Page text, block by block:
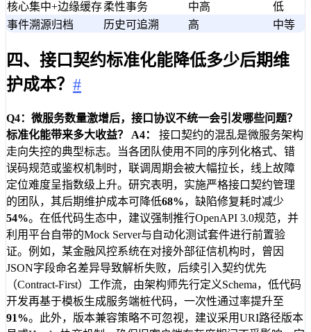
核心集中+边缘缓存柔性事务 中高
低
事件溯源归档
历史可追溯 高 中等
四、接口契约标准化能降低多少后期维
护成本？ #
Q4：微服务数量激增后，接口协议不统一会引发哪些问题？
标准化能带来多大收益？
A4：
接口契约的混乱是微服务架构
走向失控的典型标志。当各团队使用不同的序列化格式、错
误码规范或鉴权机制时，联调周期会被大幅拉长，线上故障
定位难度呈指数级上升。研究表明，实施严格接口契约管理
的团队，其后期维护成本可降低68%，缺陷修复耗时减少
54%。在低代码生态中，建议强制推行OpenAPI 3.0规范，并
利用平台自带的Mock Server与自动化测试套件进行前置验
证。例如，某金融风控系统在对接外部征信机构时，曾因
JSON字段命名差异导致解析失败，后续引入契约优先
（Contract-First）工作流，由架构师先行定义Schema，低代码
开发再基于模板生成服务端桩代码，一次性通过率提升至
91%。此外，版本兼容策略不可忽视，建议采用URI路径版本